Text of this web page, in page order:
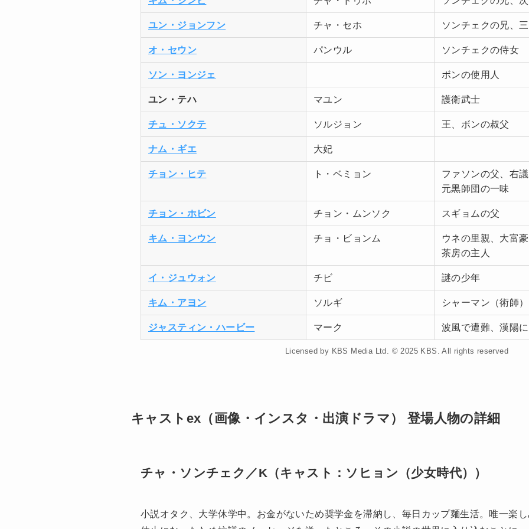
ユン・ジョンフン チャ・セホ ソンチェクの兄、
オ・セウン パンウル ソンチェクの侍女
ソン・ヨンジェ ボンの使用人
ユン・テハ マユン 護衛武士
チュ・ソクテ ソルジョン 王、ボンの叔父
ナム・ギエ 大妃
チョン・ヒテ ト・ベミョン
ファソンの父、右
元黒師団の一味
チョン・ホビン チョン・ムンソク スギョムの父
キム・ヨンウン チョ・ビョンム
ウネの里親、大富豪
茶房の主人
イ・ジュウォン チビ 謎の少年
キム・アヨン ソルギ シャーマン（術師）
ジャスティン・ハービー マーク 波風で遭難、漢陽に
Licensed by KBS Media Ltd. © 2025 KBS. All rights reserved
キャストex（画像・インスタ・出演ドラマ） 登場人物の詳細
チャ・ソンチェク／K（キャスト：ソヒョン（少女時代））
小説オタク、大学休学中。お金がないため奨学金を滞納し、毎日カップ麺生活。唯一楽